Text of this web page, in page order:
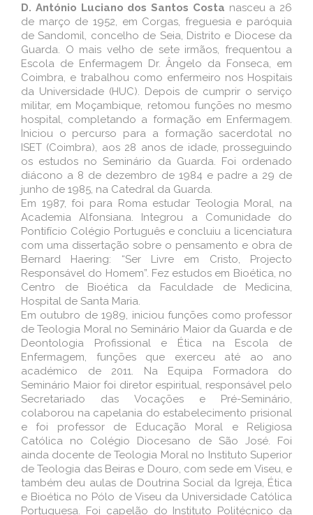
D. António Luciano dos Santos Costa nasceu a 26
de março de 1952, em Corgas, freguesia e paróquia
de Sandomil, concelho de Seia, Distrito e Diocese da
Guarda. O mais velho de sete irmãos, frequentou a
Escola de Enfermagem Dr. Ângelo da Fonseca, em
Coimbra, e trabalhou como enfermeiro nos Hospitais
da Universidade (HUC). Depois de cumprir o serviço
militar, em Moçambique, retomou funções no mesmo
hospital, completando a formação em Enfermagem.
Iniciou o percurso para a formação sacerdotal no
ISET (Coimbra), aos 28 anos de idade, prosseguindo
os estudos no Seminário da Guarda. Foi ordenado
diácono a 8 de dezembro de 1984 e padre a 29 de
junho de 1985, na Catedral da Guarda.
Em 1987, foi para Roma estudar Teologia Moral, na
Academia Alfonsiana. Integrou a Comunidade do
Pontifício Colégio Português e concluiu a licenciatura
com uma dissertação sobre o pensamento e obra de
Bernard Haering: “Ser Livre em Cristo, Projecto
Responsável do Homem”. Fez estudos em Bioética, no
Centro de Bioética da Faculdade de Medicina,
Hospital de Santa Maria.
Em outubro de 1989, iniciou funções como professor
de Teologia Moral no Seminário Maior da Guarda e de
Deontologia Profissional e Ética na Escola de
Enfermagem, funções que exerceu até ao ano
académico de 2011. Na Equipa Formadora do
Seminário Maior foi diretor espiritual, responsável pelo
Secretariado das Vocações e Pré-Seminário,
colaborou na capelania do estabelecimento prisional
e foi professor de Educação Moral e Religiosa
Católica no Colégio Diocesano de São José. Foi
ainda docente de Teologia Moral no Instituto Superior
de Teologia das Beiras e Douro, com sede em Viseu, e
também deu aulas de Doutrina Social da Igreja, Ética
e Bioética no Pólo de Viseu da Universidade Católica
Portuguesa. Foi capelão do Instituto Politécnico da